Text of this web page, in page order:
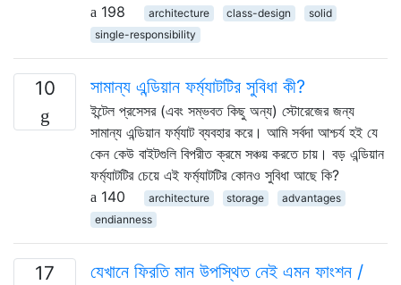
198
architecture class-design
solid
single-responsibility
10 সামান্য এন্ডিয়ান ফর্ম্যাটটির সুবিধা কী?
ইন্টেল প্রসেসর (এবং সম্ভবত কিছু অন্য) স্টোরেজের জন্য
সামান্য এন্ডিয়ান ফর্ম্যাট ব্যবহার করে। আমি সর্বদা আশ্চর্য হই যে
কেন কেউ বাইটগুলি বিপরীত ক্রমে সঞ্চয় করতে চায়। বড় এন্ডিয়ান
ফর্ম্যাটটির চেয়ে এই ফর্ম্যাটটির কোনও সুবিধা আছে কি?
140
architecture storage
advantages
endianness
17
যেখানে ফিরতি মান উপস্থিত নেই এমন ফাংশন /